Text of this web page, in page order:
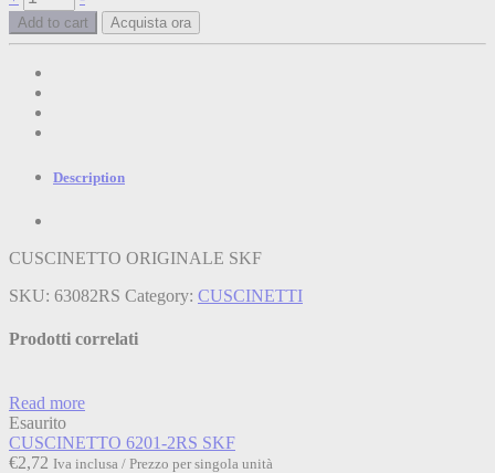
6308-
2RS
quantità
Add to cart Acquista ora
Description
CUSCINETTO ORIGINALE SKF
SKU: 63082RS Category: CUSCINETTI
Prodotti correlati
Read more
Esaurito
CUSCINETTO 6201-2RS SKF
€2,72 Iva inclusa / Prezzo per singola unità